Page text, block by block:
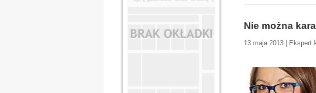
Nie można
13 maja 2013 | Ekspert